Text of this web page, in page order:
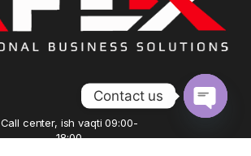
Call center, ish vaqti 09:00-
18:00
Contact us